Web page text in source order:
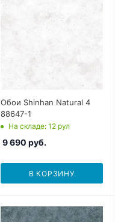
Обои Shinhan Natural 4
88647-1
На складе: 12 рул
9 690 руб.
В КОРЗИНУ